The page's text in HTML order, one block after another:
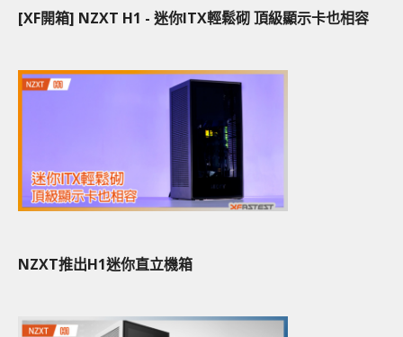
[XF開箱] NZXT H1 - 迷你ITX輕鬆砌 頂級顯示卡也相容
NZXT推出H1迷你直立機箱